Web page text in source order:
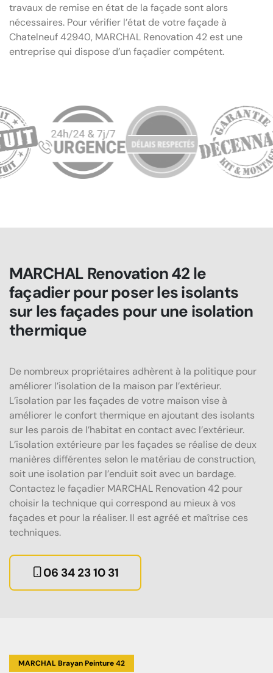
travaux de remise en état de la façade sont alors
nécessaires. Pour vérifier l’état de votre façade à
Chatelneuf 42940, MARCHAL Renovation 42 est une
entreprise qui dispose d’un façadier compétent.
MARCHAL Renovation 42 le
façadier pour poser les isolants
sur les façades pour une isolation
thermique
De nombreux propriétaires adhèrent à la politique pour
améliorer l’isolation de la maison par l’extérieur.
L’isolation par les façades de votre maison vise à
améliorer le confort thermique en ajoutant des isolants
sur les parois de l’habitat en contact avec l’extérieur.
L’isolation extérieure par les façades se réalise de deux
manières différentes selon le matériau de construction,
soit une isolation par l’enduit soit avec un bardage.
Contactez le façadier MARCHAL Renovation 42 pour
choisir la technique qui correspond au mieux à vos
façades et pour la réaliser. Il est agréé et maîtrise ces
techniques.
06 34 23 10 31
MARCHAL Brayan Peinture 42